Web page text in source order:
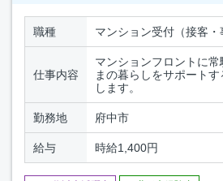
職種 マンション受付（接客・
仕事内容
マンションフロントに
まの暮らしをサポート
します。
勤務地 府中市
給与 時給1,400円